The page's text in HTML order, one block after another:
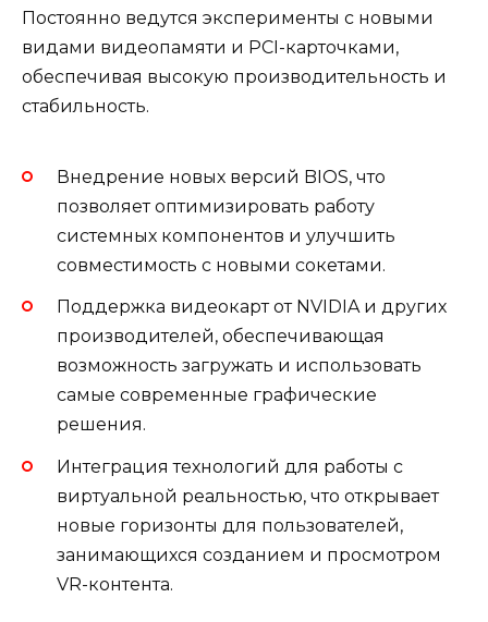
Постоянно ведутся эксперименты с новыми
видами видеопамяти и PCI-карточками,
обеспечивая высокую производительность и
стабильность.
Внедрение новых версий BIOS, что
позволяет оптимизировать работу
системных компонентов и улучшить
совместимость с новыми сокетами.
Поддержка видеокарт от NVIDIA и других
производителей, обеспечивающая
возможность загружать и использовать
самые современные графические
решения.
Интеграция технологий для работы с
виртуальной реальностью, что открывает
новые горизонты для пользователей,
занимающихся созданием и просмотром
VR-контента.